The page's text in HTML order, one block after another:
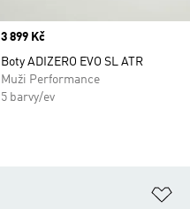
Price
3 899 Kč
Boty ADIZERO EVO SL ATR
Muži Performance
5 barvy/ev